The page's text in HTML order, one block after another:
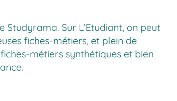
Studyrama. Sur L’Etudiant, on peut
fiches-métiers, et plein de
métiers synthétiques et bien